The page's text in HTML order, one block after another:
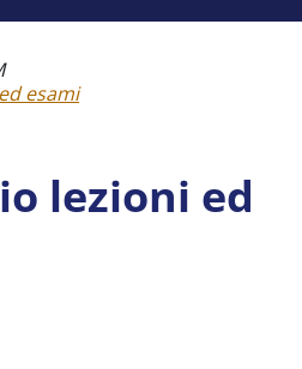
esami
lezioni ed